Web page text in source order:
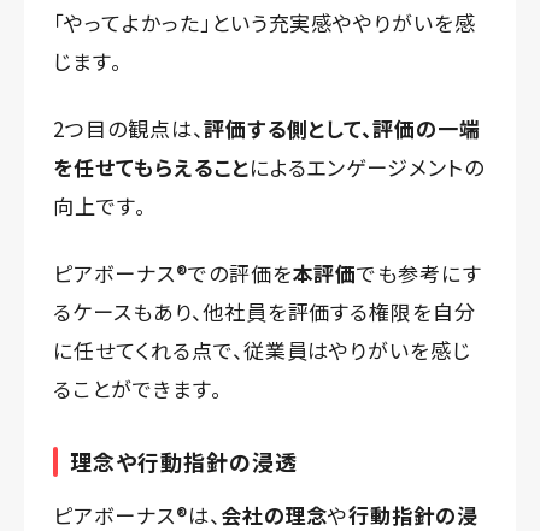
「やってよかった」という充実感ややりがいを感
じます。
2つ目の観点は、評価する側として、評価の一端
を任せてもらえることによるエンゲージメントの
向上です。
ピアボーナス®️での評価を本評価でも参考にす
るケースもあり、他社員を評価する権限を自分
に任せてくれる点で、従業員はやりがいを感じ
ることができます。
理念や行動指針の浸透
ピアボーナス®️は、 会社の理念や行動指針の浸